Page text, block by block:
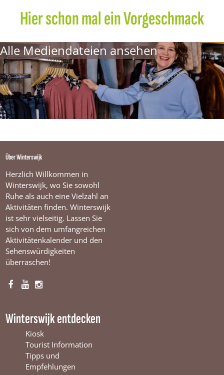
a
Hier schon mal ein Vorgeschmack
Alle Mediendateien ansehen
Über Winterswijk
Herzlich Willkommen in
Winterswijk, wo Sie sowohl
Ruhe als auch eine Vielzahl an
Aktivitäten finden. Winterswijk
ist sehr vielseitig. Lassen Sie
sich von dem umfangreichen
Aktivitätenkalender und den
Sehenswürdigkeiten
überraschen!
F
e
Y
T
u
b
e
W
I
t
a
g
r
a
Winterswijk entdecken
Kiosk
Tourist Information
Tipps und
Empfehlungen